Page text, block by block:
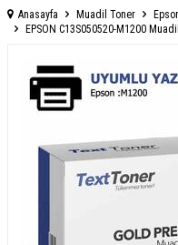
Anasayfa Muadil Toner
EPSON C13S050520-M1200